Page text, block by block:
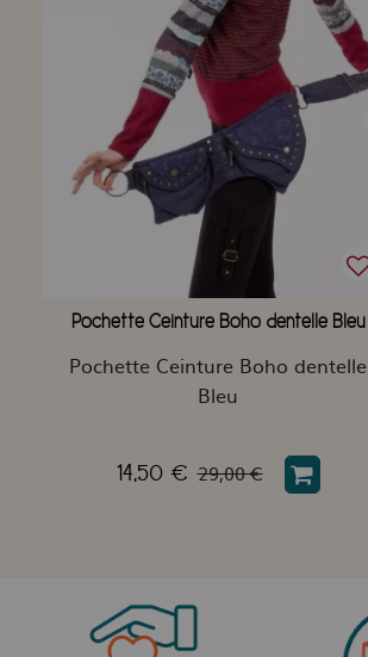
Pochette Ceinture Boho dentelle Bleu
Pochette Ceinture Boho dentelle
Bleu
14,50 € 29,00 €